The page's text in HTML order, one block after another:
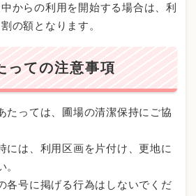
からの利用を開始する場合は、利
の額となります。
っての注意事項
たっては、圃場の清潔保持にご協
には、利用区画を片付け、更地に
。
各号に掲げる行為はしないでくだ